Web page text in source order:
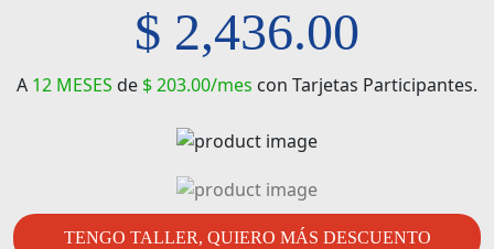
$ 2,436.00
A 12 MESES de $ 203.00/mes con Tarjetas Participantes.
TENGO TALLER, QUIERO MÁS DESCUENTO